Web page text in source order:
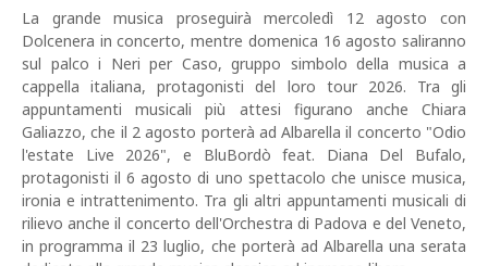
La grande musica proseguirà mercoledì 12 agosto con
Dolcenera in concerto, mentre domenica 16 agosto saliranno
sul palco i Neri per Caso, gruppo simbolo della musica a
cappella italiana, protagonisti del loro tour 2026. Tra gli
appuntamenti musicali più attesi figurano anche Chiara
Galiazzo, che il 2 agosto porterà ad Albarella il concerto "Odio
l'estate Live 2026", e BluBordò feat. Diana Del Bufalo,
protagonisti il 6 agosto di uno spettacolo che unisce musica,
ironia e intrattenimento. Tra gli altri appuntamenti musicali di
rilievo anche il concerto dell'Orchestra di Padova e del Veneto,
in programma il 23 luglio, che porterà ad Albarella una serata